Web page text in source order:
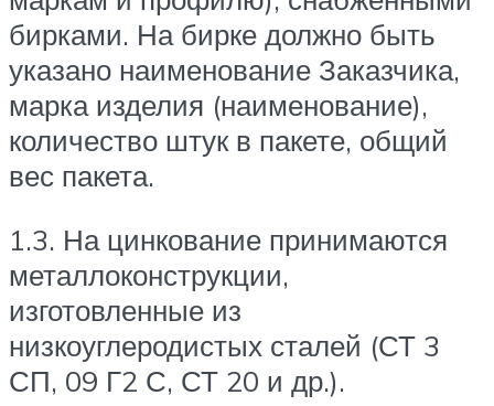
бирками. На бирке должно быть
указано наименование Заказчика,
марка изделия (наименование),
количество штук в пакете, общий
вес пакета.
1.3. На цинкование принимаются
металлоконструкции,
изготовленные из
низкоуглеродистых сталей (СТ 3
СП, 09 Г2 С, СТ 20 и др.).